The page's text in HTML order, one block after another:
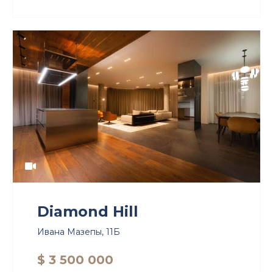
Diamond Hill
Ивана Мазепы, 11Б
$ 3 500 000